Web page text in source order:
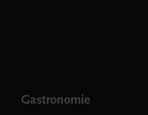
Gastronomie